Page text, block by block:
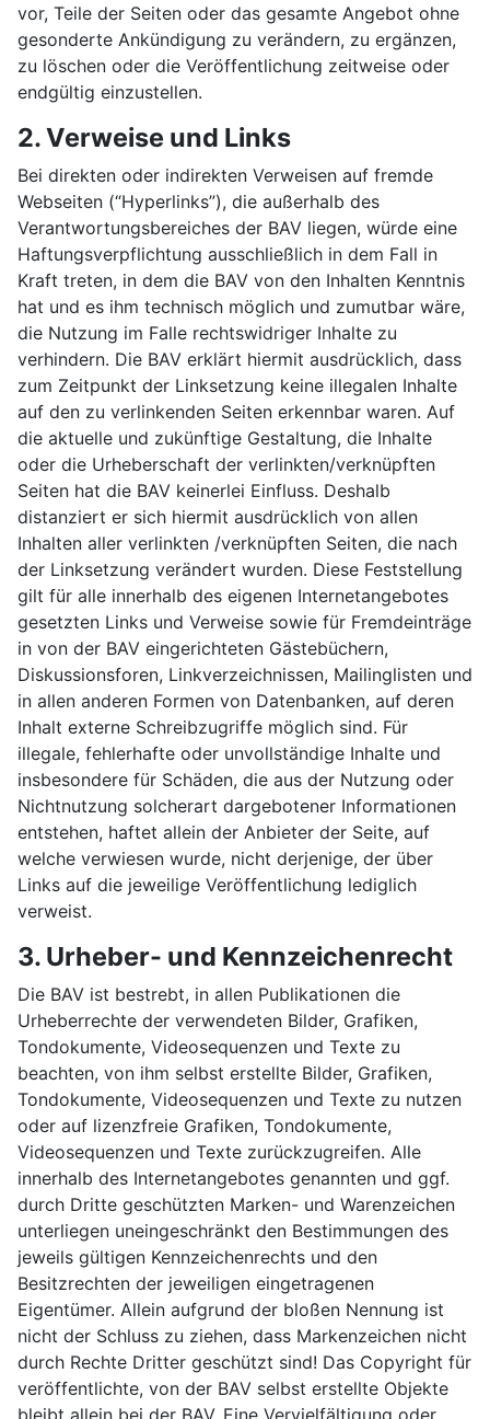
vor, Teile der Seiten oder das gesamte Angebot ohne
gesonderte Ankündigung zu verändern, zu ergänzen,
zu löschen oder die Veröffentlichung zeitweise oder
endgültig einzustellen.
2. Verweise und Links
Bei direkten oder indirekten Verweisen auf fremde
Webseiten (“Hyperlinks”), die außerhalb des
Verantwortungsbereiches der BAV liegen, würde eine
Haftungsverpflichtung ausschließlich in dem Fall in
Kraft treten, in dem die BAV von den Inhalten Kenntnis
hat und es ihm technisch möglich und zumutbar wäre,
die Nutzung im Falle rechtswidriger Inhalte zu
verhindern. Die BAV erklärt hiermit ausdrücklich, dass
zum Zeitpunkt der Linksetzung keine illegalen Inhalte
auf den zu verlinkenden Seiten erkennbar waren. Auf
die aktuelle und zukünftige Gestaltung, die Inhalte
oder die Urheberschaft der verlinkten/verknüpften
Seiten hat die BAV keinerlei Einfluss. Deshalb
distanziert er sich hiermit ausdrücklich von allen
Inhalten aller verlinkten /verknüpften Seiten, die nach
der Linksetzung verändert wurden. Diese Feststellung
gilt für alle innerhalb des eigenen Internetangebotes
gesetzten Links und Verweise sowie für Fremdeinträge
in von der BAV eingerichteten Gästebüchern,
Diskussionsforen, Linkverzeichnissen, Mailinglisten und
in allen anderen Formen von Datenbanken, auf deren
Inhalt externe Schreibzugriffe möglich sind. Für
illegale, fehlerhafte oder unvollständige Inhalte und
insbesondere für Schäden, die aus der Nutzung oder
Nichtnutzung solcherart dargebotener Informationen
entstehen, haftet allein der Anbieter der Seite, auf
welche verwiesen wurde, nicht derjenige, der über
Links auf die jeweilige Veröffentlichung lediglich
verweist.
3. Urheber- und Kennzeichenrecht
Die BAV ist bestrebt, in allen Publikationen die
Urheberrechte der verwendeten Bilder, Grafiken,
Tondokumente, Videosequenzen und Texte zu
beachten, von ihm selbst erstellte Bilder, Grafiken,
Tondokumente, Videosequenzen und Texte zu nutzen
oder auf lizenzfreie Grafiken, Tondokumente,
Videosequenzen und Texte zurückzugreifen. Alle
innerhalb des Internetangebotes genannten und ggf.
durch Dritte geschützten Marken- und Warenzeichen
unterliegen uneingeschränkt den Bestimmungen des
jeweils gültigen Kennzeichenrechts und den
Besitzrechten der jeweiligen eingetragenen
Eigentümer. Allein aufgrund der bloßen Nennung ist
nicht der Schluss zu ziehen, dass Markenzeichen nicht
durch Rechte Dritter geschützt sind! Das Copyright für
veröffentlichte, von der BAV selbst erstellte Objekte
bleibt allein bei der BAV. Eine Vervielfältigung oder